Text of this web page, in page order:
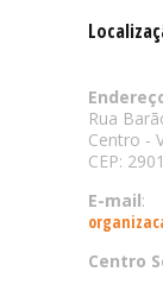
Rua
Centro -
CEP:
E-mail:
Centro